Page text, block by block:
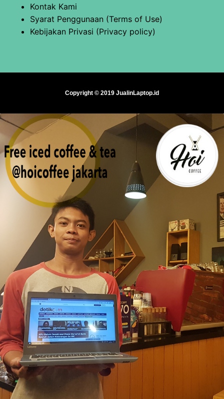
Kontak Kami
Syarat Penggunaan (Terms of Use)
Kebijakan Privasi (Privacy policy)
Copyright © 2019 JualinLaptop.id